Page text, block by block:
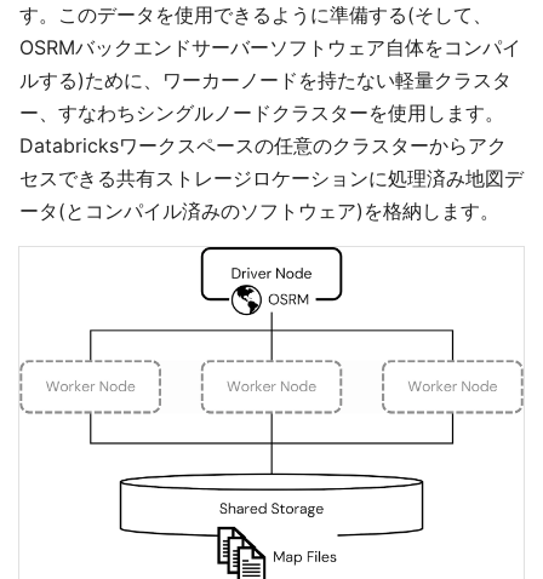
す。このデータを使用できるように準備する(そして、
OSRMバックエンドサーバーソフトウェア自体をコンパイ
ルする)ために、ワーカーノードを持たない軽量クラスタ
ー、すなわちシングルノードクラスターを使用します。
Databricksワークスペースの任意のクラスターからアク
セスできる共有ストレージロケーションに処理済み地図デ
ータ(とコンパイル済みのソフトウェア)を格納します。